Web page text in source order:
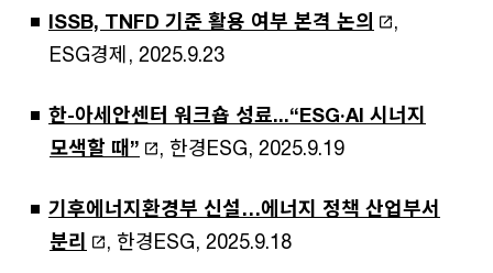
ISSB, TNFD 기준 활용 여부 본격 논의
,
ESG경제, 2025.9.23
한-아세안센터 워크숍 성료...“ESG·AI 시너지
모색할 때”
, 한경ESG, 2025.9.19
기후에너지환경부 신설…에너지 정책 산업부서
분리
, 한경ESG, 2025.9.18